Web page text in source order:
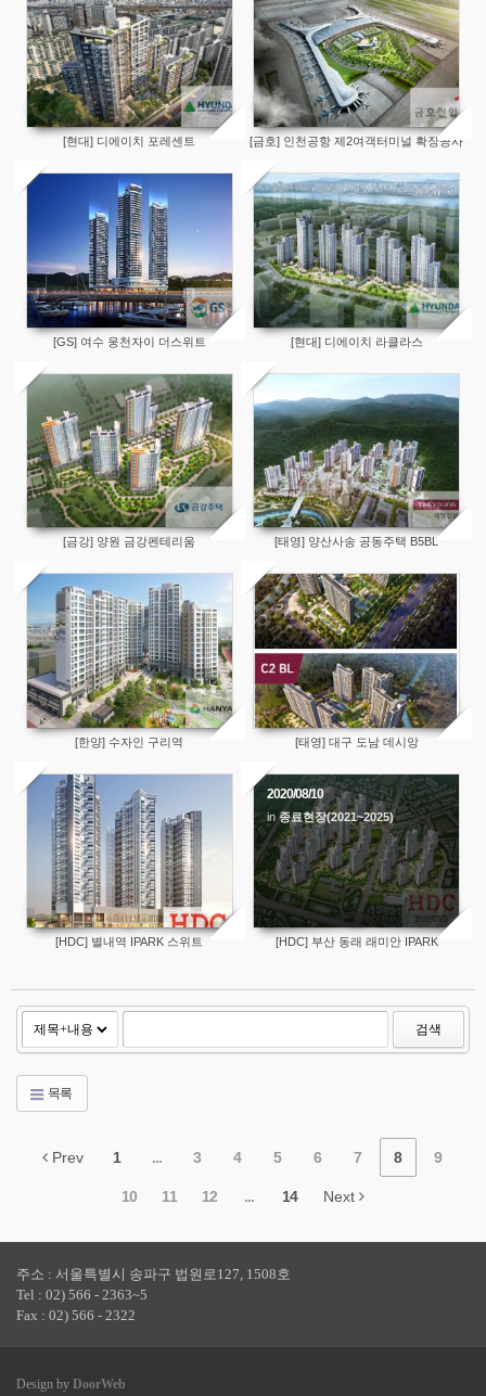
[현대] 디에이치 포레센트 [금호] 인천공항 제2여객터미널 확장공사
[GS] 여수 웅천자이 더스위트 [현대] 디에이치 라클라스
[금강] 양원 금강펜테리움 [태영] 양산사송 공동주택 B5BL
[한양] 수자인 구리역 [태영] 대구 도남 데시앙
[HDC] 별내역 IPARK 스위트
2020/08/10
in종료현장(2021~2025)
[HDC] 부산 동래 래미안 IPARK
검색
목록
Prev 1 ... 3 4 5 6 7 8 9
10 11 12 ... 14 Next
주소 : 서울특별시 송파구 법원로127, 1508호
Tel : 02) 566 - 2363~5
Fax : 02) 566 - 2322
Design by DoorWeb